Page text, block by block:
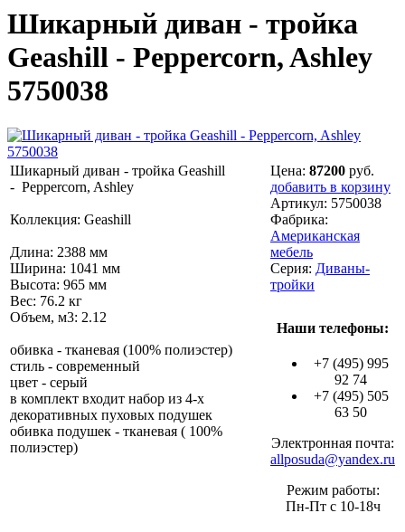
Шикарный диван - тройка
Geashill - Peppercorn, Ashley
5750038
Шикарный диван - тройка Geashill
- Peppercorn, Ashley
Коллекция: Geashill
Длина: 2388 мм
Ширина: 1041 мм
Высота: 965 мм
Вес: 76.2 кг
Объем, м3: 2.12
обивка - тканевая (100% полиэстер)
стиль - современный
цвет - серый
в комплект входит набор из 4-х
декоративных пуховых подушек
обивка подушек - тканевая ( 100%
полиэстер)
Цена: 87200 руб.
добавить в корзину
Артикул: 5750038
Фабрика:
Американская
мебель
Серия: Диваны-
тройки
Наши телефоны:
+7 (495) 995
92 74
+7 (495) 505
63 50
Электронная почта:
allposuda@yandex.ru
Режим работы:
Пн-Пт с 10-18ч